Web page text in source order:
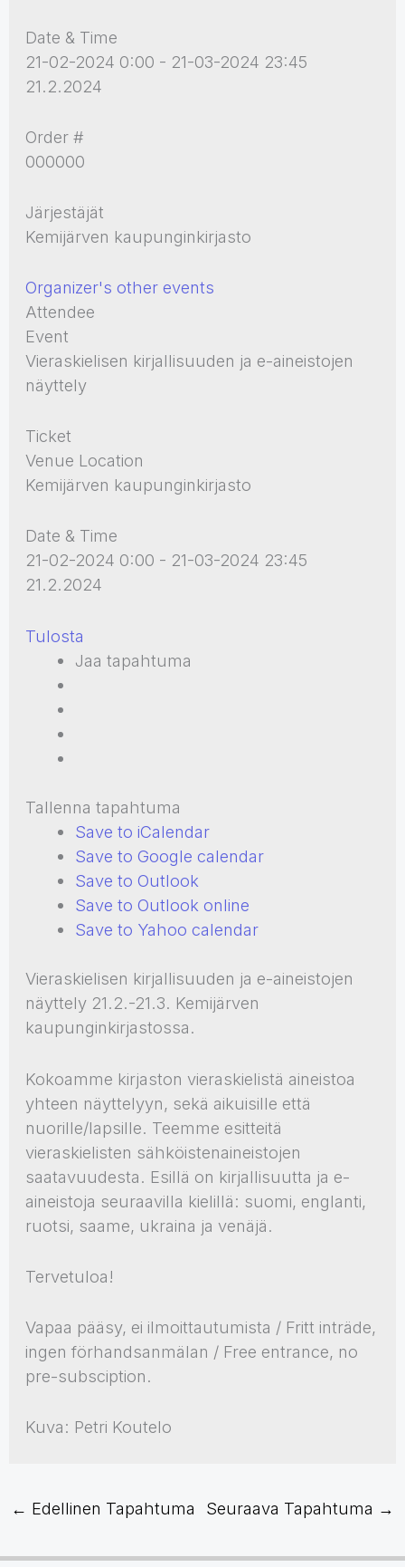
Date & Time
21-02-2024 0:00 - 21-03-2024 23:45
21.2.2024
Order #
000000
Järjestäjät
Kemijärven kaupunginkirjasto
Organizer's other events
Attendee
Event
Vieraskielisen kirjallisuuden ja e-aineistojen
näyttely
Ticket
Venue Location
Kemijärven kaupunginkirjasto
Date & Time
21-02-2024 0:00 - 21-03-2024 23:45
21.2.2024
Tulosta
Jaa tapahtuma
Tallenna tapahtuma
Save to iCalendar
Save to Google calendar
Save to Outlook
Save to Outlook online
Save to Yahoo calendar
Vieraskielisen kirjallisuuden ja e-aineistojen
näyttely 21.2.-21.3. Kemijärven
kaupunginkirjastossa.
Kokoamme kirjaston vieraskielistä aineistoa
yhteen näyttelyyn, sekä aikuisille että
nuorille/lapsille. Teemme esitteitä
vieraskielisten sähköistenaineistojen
saatavuudesta. Esillä on kirjallisuutta ja e-
aineistoja seuraavilla kielillä: suomi, englanti,
ruotsi, saame, ukraina ja venäjä.
Tervetuloa!
Vapaa pääsy, ei ilmoittautumista / Fritt inträde,
ingen förhandsanmälan / Free entrance, no
pre-subsciption.
Kuva: Petri Koutelo
← Edellinen Tapahtuma Seuraava Tapahtuma →